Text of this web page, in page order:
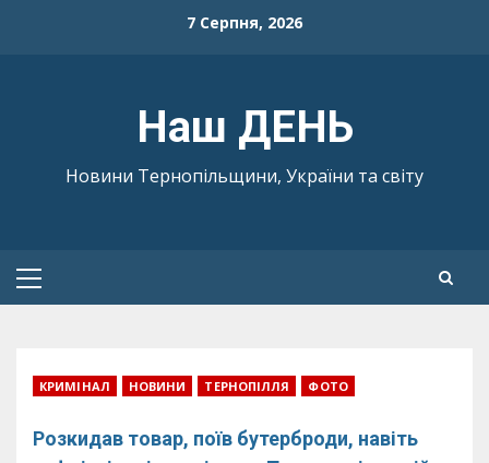
7 Серпня, 2026
Наш ДЕНЬ
Новини Тернопільщини, України та світу
Primary
КРИМІНАЛ НОВИНИ ТЕРНОПІЛЛЯ ФОТО
Розкидав товар, поїв бутерброди, навіть